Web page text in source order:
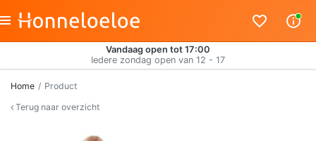
Vandaag open tot 17:00
Iedere zondag open van 12 - 17
Home
Product
Terug naar overzicht